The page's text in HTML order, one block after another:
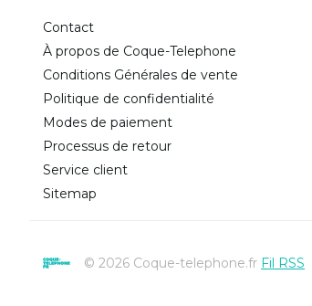
Contact
À propos de Coque-Telephone
Conditions Générales de vente
Politique de confidentialité
Modes de paiement
Processus de retour
Service client
Sitemap
© 2026 Coque-telephone.fr Fil RSS